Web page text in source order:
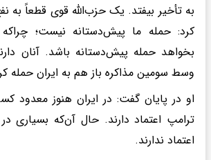
به تأخیر بیفتد. یک حزب‌الله قوی قطعاً به
کرد: حمله ما پیش‌دستانه نیست؛
بخواهد حمله پیش‌دستانه باشد. آنان
وسط سومین مذاکره باز هم به ایران حمله
او در پایان گفت: در ایران هنوز معدود
ترامپ اعتماد دارند. حال آن‌که بسیاری
اعتماد ندارند.